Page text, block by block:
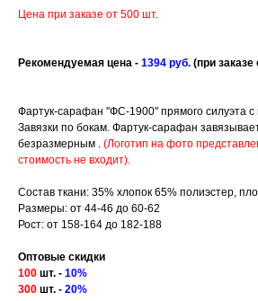
Цена при заказе от 500 шт.
Рекомендуемая цена - 1394 руб. (при заказе
Фартук-сарафан "ФС-1900" прямого силуэта
Завязки по бокам. Фартук-сарафан
безразмерным . (Логотип на фото
стоимость не входит).
Состав ткани: 35% хлопок 65% полиэстер,
Размеры: от 44-46 до 60-62
Рост: от 158-164 до 182-188
Оптовые скидки
100 шт. - 10%
300 шт. - 20%